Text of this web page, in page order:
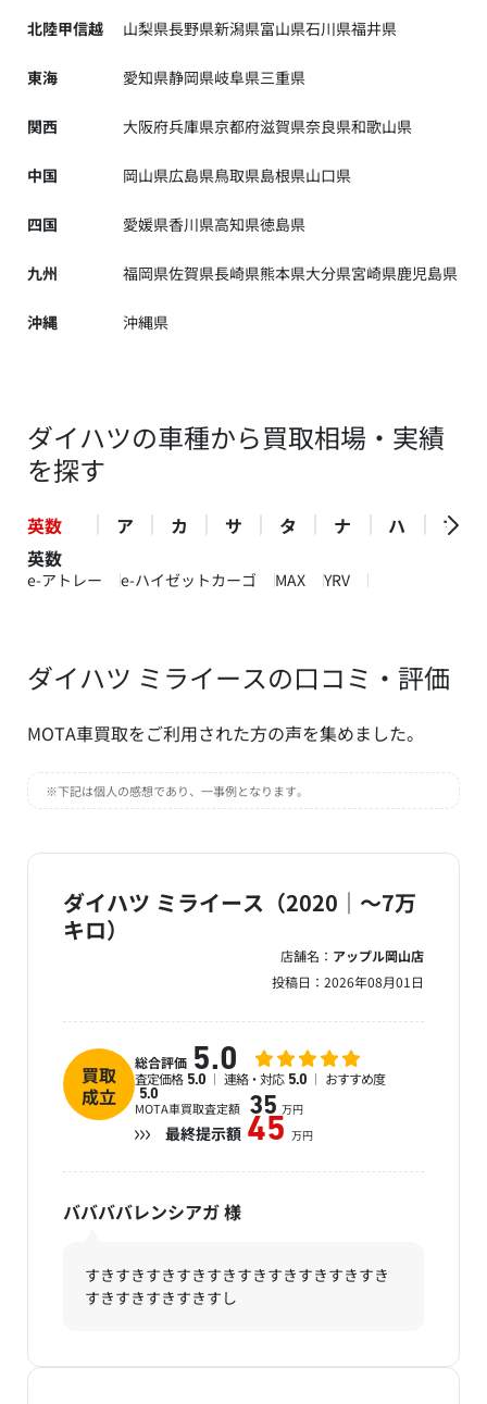
北陸甲信越 山梨県長野県新潟県富山県石川県福井県
東海 愛知県静岡県岐阜県三重県
関西 大阪府兵庫県京都府滋賀県奈良県和歌山県
中国 岡山県広島県鳥取県島根県山口県
四国 愛媛県香川県高知県徳島県
九州 福岡県佐賀県長崎県熊本県大分県宮崎県鹿児島県
沖縄 沖縄県
ダイハツの車種から買取相場・実績
を探す
英数 ア カ サ タ ナ ハ
マ
英数
e-アトレー e-ハイゼットカーゴ MAX YRV
ダイハツ ミライースの口コミ・評価
MOTA車買取をご利用された方の声を集めました。
※下記は個人の感想であり、一事例となります。
ダイハツ ミライース（2020｜～7万
キロ）
店舗名： アップル岡山店
投稿日： 2026年08月01日
買取
成立
総合評価 5.0
査定価格 5.0 連絡・対応 5.0 おすすめ度
5.0
MOTA車買取査定額 35 万円
最終提示額 45 万円
ババババレンシアガ様
すきすきすきすきすきすきすきすきすきすき
すきすきすきすきすし